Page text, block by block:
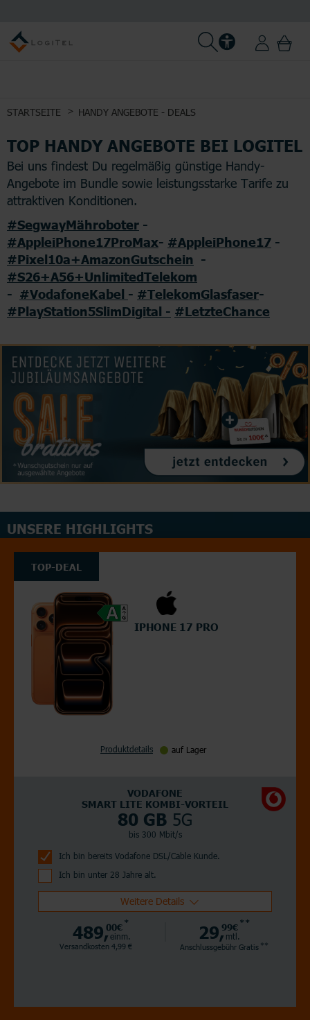
STARTSEITE HANDY ANGEBOTE - DEALS
TOP HANDY ANGEBOTE BEI LOGITEL
Bei uns findest Du regelmäßig günstige Handy-
Angebote im Bundle sowie leistungsstarke Tarife zu
attraktiven Konditionen.
#SegwayMähroboter -
#AppleiPhone17ProMax- #AppleiPhone17 -
#Pixel10a+AmazonGutschein -
#S26+A56+UnlimitedTelekom
- #VodafoneKabel - #TelekomGlasfaser-
#PlayStation5SlimDigital - #LetzteChance
UNSERE HIGHLIGHTS
TOP-DEAL
IPHONE 17 PRO
Produktdetails auf Lager
VODAFONE
SMART LITE KOMBI-VORTEIL
80 GB 5G
bis 300 Mbit/s
Ich bin bereits Vodafone DSL/Cable Kunde.
Ich bin unter 28 Jahre alt.
Weitere Details
489,00€ *
einm.
Versandkosten 4,99 €
29,99€ **
mtl.
Anschlussgebühr Gratis **